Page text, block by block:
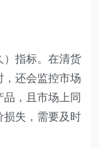
）指标。在清货
，还会监控市场
，且市场上同
损失，需要及时